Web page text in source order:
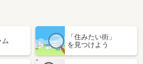
ム
「住みたい街」
を見つけよう